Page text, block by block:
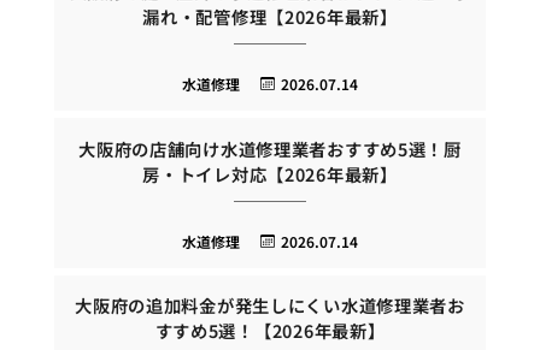
漏れ・配管修理【2026年最新】
2026.07.14
水道修理
大阪府の店舗向け水道修理業者おすすめ5選！厨
房・トイレ対応【2026年最新】
2026.07.14
水道修理
大阪府の追加料金が発生しにくい水道修理業者お
すすめ5選！【2026年最新】